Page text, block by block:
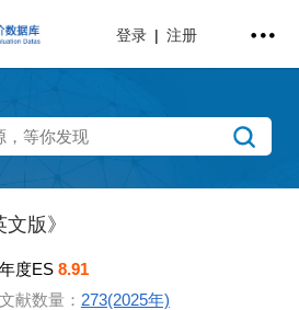
登录 | 注册
版》
年度ES 8.91
文献数量： 273(2025年)